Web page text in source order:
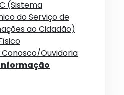
(Sistema
do Serviço de
ao Cidadão)
Conosco/Ouvidoria